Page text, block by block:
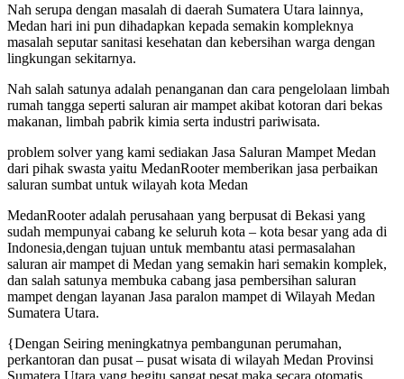
Nah serupa dengan masalah di daerah Sumatera Utara lainnya,
Medan hari ini pun dihadapkan kepada semakin kompleknya
masalah seputar sanitasi kesehatan dan kebersihan warga dengan
lingkungan sekitarnya.
Nah salah satunya adalah penanganan dan cara pengelolaan limbah
rumah tangga seperti saluran air mampet akibat kotoran dari bekas
makanan, limbah pabrik kimia serta industri pariwisata.
problem solver yang kami sediakan Jasa Saluran Mampet Medan
dari pihak swasta yaitu MedanRooter memberikan jasa perbaikan
saluran sumbat untuk wilayah kota Medan
MedanRooter adalah perusahaan yang berpusat di Bekasi yang
sudah mempunyai cabang ke seluruh kota – kota besar yang ada di
Indonesia,dengan tujuan untuk membantu atasi permasalahan
saluran air mampet di Medan yang semakin hari semakin komplek,
dan salah satunya membuka cabang jasa pembersihan saluran
mampet dengan layanan Jasa paralon mampet di Wilayah Medan
Sumatera Utara.
{Dengan Seiring meningkatnya pembangunan perumahan,
perkantoran dan pusat – pusat wisata di wilayah Medan Provinsi
Sumatera Utara yang begitu sangat pesat,maka secara otomatis